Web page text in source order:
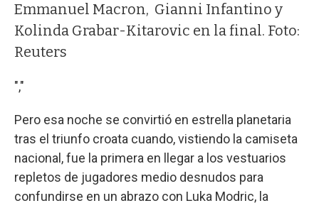
Emmanuel Macron, Gianni Infantino y
Kolinda Grabar-Kitarovic en la final. Foto:
Reuters
","
Pero esa noche se convirtió en estrella planetaria
tras el triunfo croata cuando, vistiendo la camiseta
nacional, fue la primera en llegar a los vestuarios
repletos de jugadores medio desnudos para
confundirse en un abrazo con Luka Modric, la